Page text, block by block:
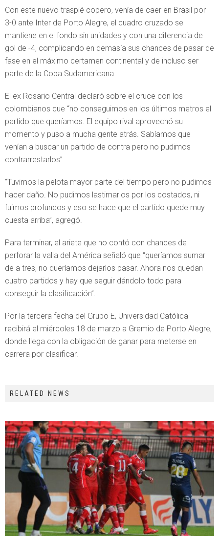
Con este nuevo traspié copero, venía de caer en Brasil por
3-0 ante Inter de Porto Alegre, el cuadro cruzado se
mantiene en el fondo sin unidades y con una diferencia de
gol de -4, complicando en demasía sus chances de pasar de
fase en el máximo certamen continental y de incluso ser
parte de la Copa Sudamericana.
El ex Rosario Central declaró sobre el cruce con los
colombianos que “no conseguimos en los últimos metros el
partido que queríamos. El equipo rival aprovechó su
momento y puso a mucha gente atrás. Sabíamos que
venían a buscar un partido de contra pero no pudimos
contrarrestarlos”.
“Tuvimos la pelota mayor parte del tiempo pero no pudimos
hacer daño. No pudimos lastimarlos por los costados, ni
fuimos profundos y eso se hace que el partido quede muy
cuesta arriba”, agregó.
Para terminar, el ariete que no contó con chances de
perforar la valla del América señaló que “queríamos sumar
de a tres, no queríamos dejarlos pasar. Ahora nos quedan
cuatro partidos y hay que seguir dándolo todo para
conseguir la clasificación”.
Por la tercera fecha del Grupo E, Universidad Católica
recibirá el miércoles 18 de marzo a Gremio de Porto Alegre,
donde llega con la obligación de ganar para meterse en
carrera por clasificar.
RELATED NEWS